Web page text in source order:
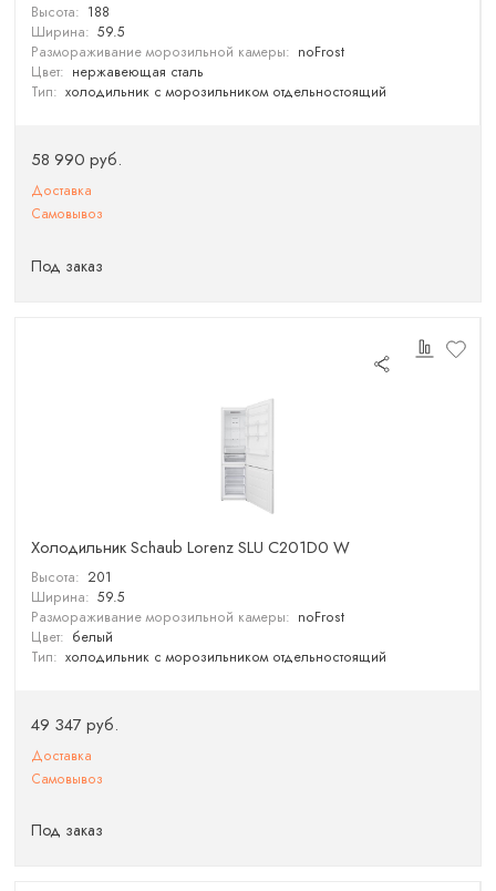
Высота: 188
Ширина: 59.5
Размораживание морозильной камеры: noFrost
Цвет: нержавеющая сталь
Тип: холодильник с морозильником отдельностоящий
58 990 руб.
Доставка
Самовывоз
Под заказ
Холодильник Schaub Lorenz SLU C201D0 W
Высота: 201
Ширина: 59.5
Размораживание морозильной камеры: noFrost
Цвет: белый
Тип: холодильник с морозильником отдельностоящий
49 347 руб.
Доставка
Самовывоз
Под заказ